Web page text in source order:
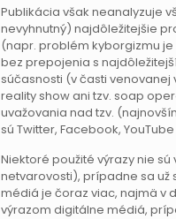
Publikácia však neanalyzuje
nevyhnutný) najdôležitejšie
(napr. problém kyborgizmu
bez prepojenia s
súčasnosti (v časti
reality show ani tzv. soap
uvažovania nad tzv.
sú Twitter, Facebook,
Niektoré použité výrazy nie
netvarovosti), prípadne sa už
médiá je čoraz viac, najmä v
výrazom digitálne médiá,